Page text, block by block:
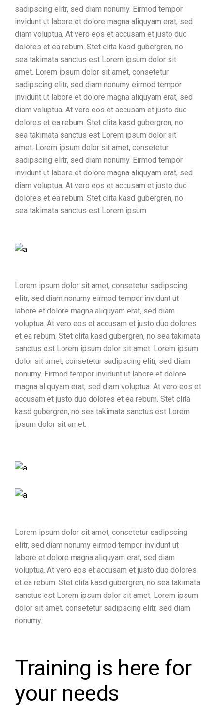
sadipscing elitr, sed diam nonumy. Eirmod tempor
invidunt ut labore et dolore magna aliquyam erat, sed
diam voluptua. At vero eos et accusam et justo duo
dolores et ea rebum. Stet clita kasd gubergren, no
sea takimata sanctus est Lorem ipsum dolor sit
amet. Lorem ipsum dolor sit amet, consetetur
sadipscing elitr, sed diam nonumy eirmod tempor
invidunt ut labore et dolore magna aliquyam erat, sed
diam voluptua. At vero eos et accusam et justo duo
dolores et ea rebum. Stet clita kasd gubergren, no
sea takimata sanctus est Lorem ipsum dolor sit
amet. Lorem ipsum dolor sit amet, consetetur
sadipscing elitr, sed diam nonumy. Eirmod tempor
invidunt ut labore et dolore magna aliquyam erat, sed
diam voluptua. At vero eos et accusam et justo duo
dolores et ea rebum. Stet clita kasd gubergren, no
sea takimata sanctus est Lorem ipsum.
Lorem ipsum dolor sit amet, consetetur sadipscing
elitr, sed diam nonumy eirmod tempor invidunt ut
labore et dolore magna aliquyam erat, sed diam
voluptua. At vero eos et accusam et justo duo dolores
et ea rebum. Stet clita kasd gubergren, no sea takimata
sanctus est Lorem ipsum dolor sit amet. Lorem ipsum
dolor sit amet, consetetur sadipscing elitr, sed diam
nonumy. Eirmod tempor invidunt ut labore et dolore
magna aliquyam erat, sed diam voluptua. At vero eos et
accusam et justo duo dolores et ea rebum. Stet clita
kasd gubergren, no sea takimata sanctus est Lorem
ipsum dolor sit amet.
Lorem ipsum dolor sit amet, consetetur sadipscing
elitr, sed diam nonumy eirmod tempor invidunt ut
labore et dolore magna aliquyam erat, sed diam
voluptua. At vero eos et accusam et justo duo dolores
et ea rebum. Stet clita kasd gubergren, no sea takimata
sanctus est Lorem ipsum dolor sit amet. Lorem ipsum
dolor sit amet, consetetur sadipscing elitr, sed diam
nonumy.
Training is here for
your needs